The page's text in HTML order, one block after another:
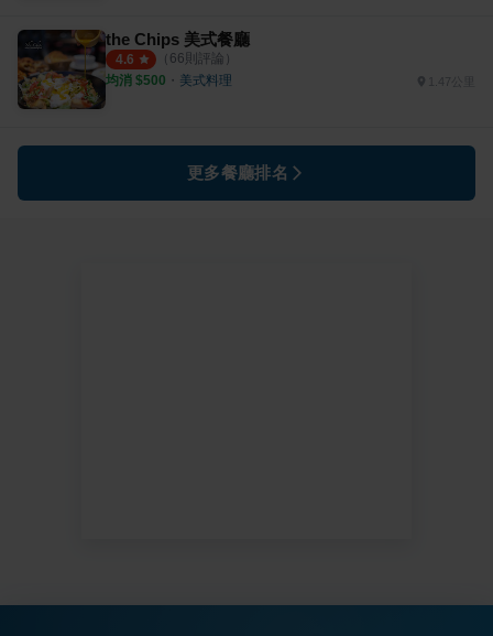
the Chips 美式餐廳
4.6 （ 66則評論）
均消 $500 ・ 美式料理 1.47公里
更多餐廳排名